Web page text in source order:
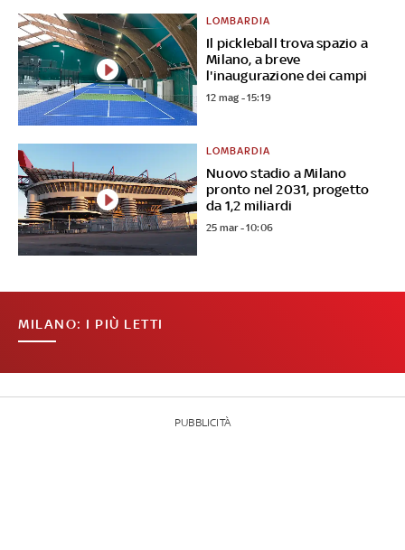
Il pickleball trova spazio a
Milano, a breve
l'inaugurazione dei campi
LOMBARDIA
12 mag - 15:19
Nuovo stadio a Milano
pronto nel 2031, progetto
da 1,2 miliardi
LOMBARDIA
25 mar - 10:06
MILANO: I PIÙ LETTI
PUBBLICITÀ